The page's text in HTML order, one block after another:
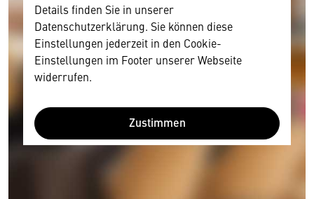
Details finden Sie in unserer
Datenschutzerklärung. Sie können diese
Einstellungen jederzeit in den Cookie-
Einstellungen im Footer unserer Webseite
widerrufen.
Zustimmen